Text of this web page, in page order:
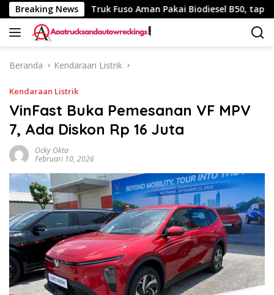
Langsung
ke
konten
Breaking News
Km Truk Fuso Aman Pakai Biodiesel B50, tapi Ada
Beranda Kendaraan Listrik
Kendaraan Listrik
VinFast Buka Pemesanan VF MPV
7, Ada Diskon Rp 16 Juta
Ocky Okta
Februari 10, 2026